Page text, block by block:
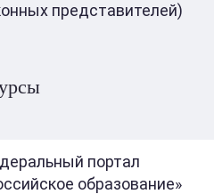
представителей)
портал
образование»